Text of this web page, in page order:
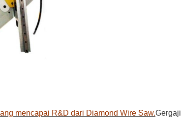
mencapai R&D dari Diamond Wire Saw.Gergaji